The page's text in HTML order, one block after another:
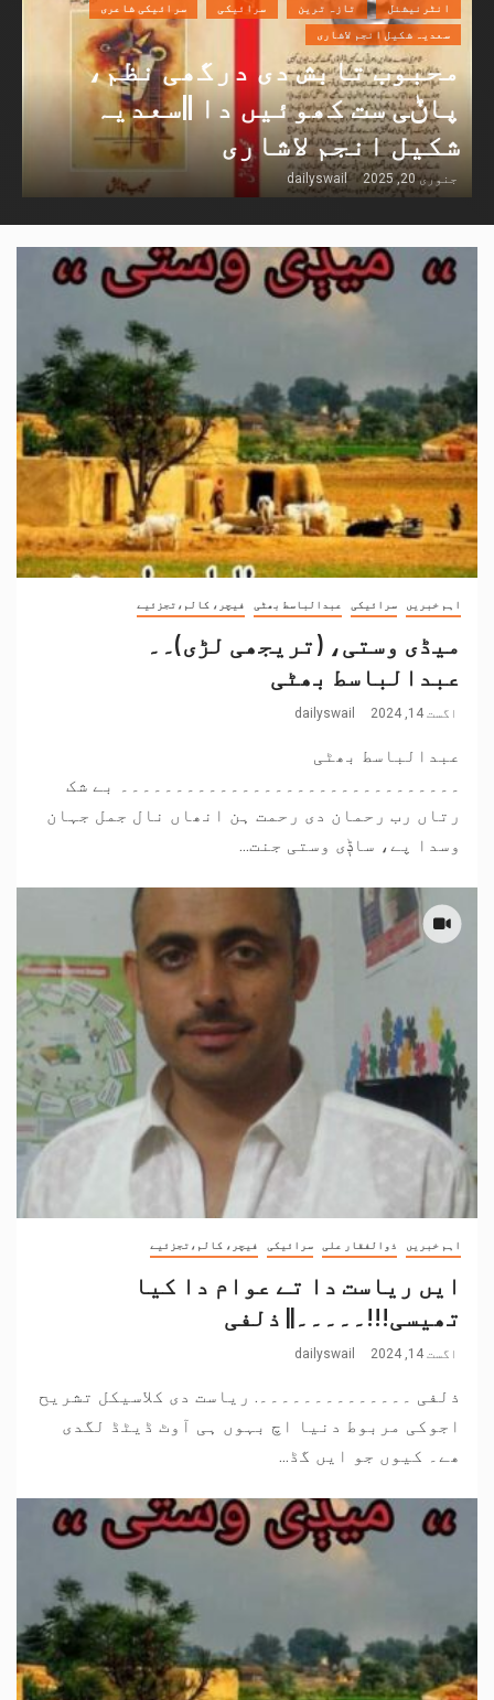
انٹرنیشنل تازہ ترین سرائیکی سرائیکی شاعری
سعدیہ شکیل انجم لاشاری
محبوب تابش دی درگھی نظم،
پاݨی ست کھوئیں دا ||سعدیہ
شکیل انجم لاشاری
جنوری 20, 2025 dailyswail
اہم خبریں سرائیکی عبدالباسط بھٹی فیچر، کالم،تجزئیے
میڈی وستی، (تریجھی لڑی)۔۔
عبدالباسط بھٹی
اگست 14, 2024 dailyswail
عبدالباسط بھٹی
۔۔۔۔۔۔۔۔۔۔۔۔۔۔۔۔۔۔۔۔۔۔۔۔۔۔۔۔۔۔۔ بے شک
رتاں رب رحمان دی رحمت ہن انھاں نال جمل جہان
وسدا پے، ساݙی وستی جنت...
اہم خبریں ذوالفقار علی سرائیکی فیچر، کالم،تجزئیے
ایں ریاست دا تے عوام دا کیا
تھیسی!!!۔۔۔۔۔|| ذلفی
اگست 14, 2024 dailyswail
ذلفی ۔۔۔۔۔۔۔۔۔۔۔۔۔۔. ریاست دی کلاسیکل تشریح
اجوکی مربوط دنیا اچ بہوں ہی آوٹ ڈیٹڈ لگدی
ھے۔ کیوں جو ایں گڈ...